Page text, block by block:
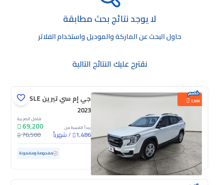
لا يوجد نتائج بحث مطابقة
حاول البحث عن الماركة والموديل واستخدام الفلاتر
نقترح عليك النتائج التالية
7,300
جي إم سي تيرين SLE
2023
يبدأ القسط من
1,486
/شهرياً
شامل الضريبة
69,200
76,500
مستعملة 108,050 كم مفحوصة ومضمونة